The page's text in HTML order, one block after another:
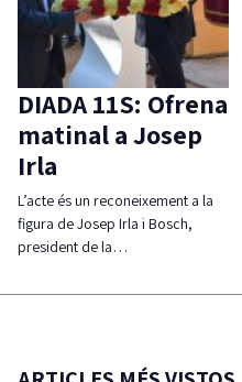
DIADA 11S: Ofrena
matinal a Josep
Irla
L’acte és un reconeixement a la
figura de Josep Irla i Bosch,
president de la…